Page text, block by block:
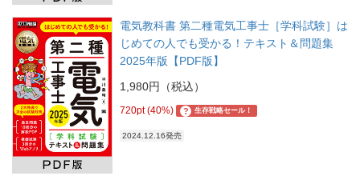
電気教科書 第二種電気工事士［学科試験］は
じめての人でも受かる！テキスト＆問題集
2025年版【PDF版】
1,980円（税込）
720pt (40%) ? 生存戦略セール！
2024.12.16発売